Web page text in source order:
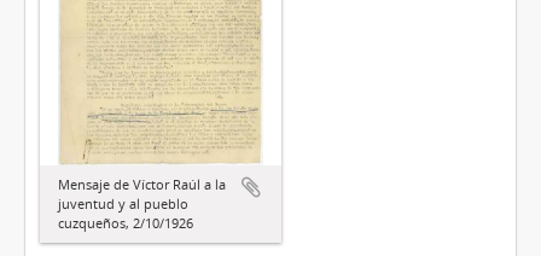
Mensaje de Víctor Raúl a la
juventud y al pueblo
cuzqueños, 2/10/1926